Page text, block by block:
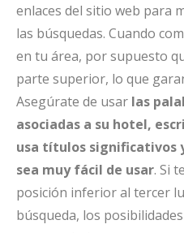
enlaces del sitio web para
las búsquedas. Cuando
en tu área, por supuesto
parte superior, lo que
Asegúrate de usar las
asociadas a su hotel,
usa títulos significativos
sea muy fácil de usar. Si
posición inferior al tercer
búsqueda, los